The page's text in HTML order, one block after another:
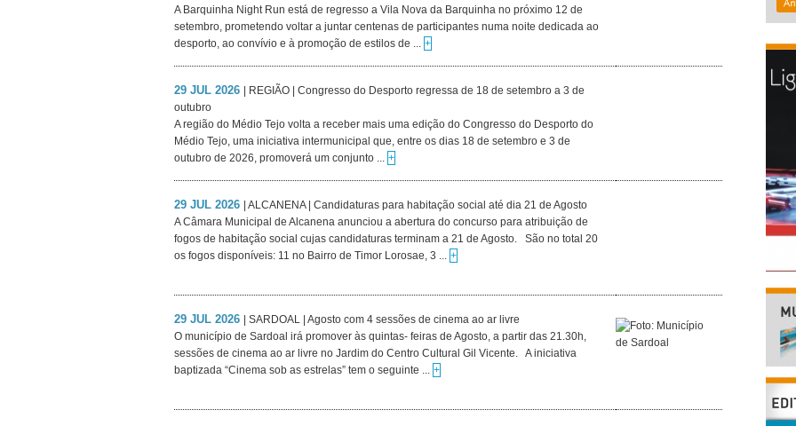
A Barquinha Night Run está de regresso a Vila Nova da Barquinha no próximo 12 de
setembro, prometendo voltar a juntar centenas de participantes numa noite dedicada ao
desporto, ao convívio e à promoção de estilos de ... +
29 JUL 2026
| REGIÃO | Congresso do Desporto regressa de 18 de setembro a 3 de
outubro
A região do Médio Tejo volta a receber mais uma edição do Congresso do Desporto do
Médio Tejo, uma iniciativa intermunicipal que, entre os dias 18 de setembro e 3 de
outubro de 2026, promoverá um conjunto ... +
29 JUL 2026
| ALCANENA | Candidaturas para habitação social até dia 21 de Agosto
A Câmara Municipal de Alcanena anunciou a abertura do concurso para atribuição de
fogos de habitação social cujas candidaturas terminam a 21 de Agosto. São no total 20
os fogos disponíveis: 11 no Bairro de Timor Lorosae, 3 ... +
29 JUL 2026
| SARDOAL | Agosto com 4 sessões de cinema ao ar livre
O município de Sardoal irá promover às quintas- feiras de Agosto, a partir das 21.30h,
sessões de cinema ao ar livre no Jardim do Centro Cultural Gil Vicente. A iniciativa
baptizada “Cinema sob as estrelas” tem o seguinte ... +